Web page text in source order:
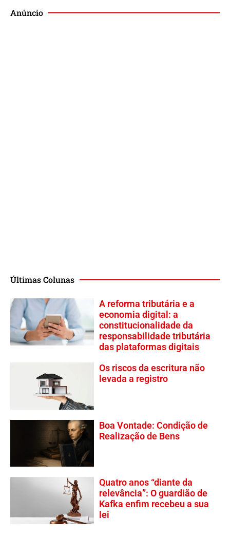
Anúncio
Últimas Colunas
A reforma tributária e a
economia digital: a
constitucionalidade da
responsabilidade tributária
das plataformas digitais
Os riscos da escritura não
levada a registro
Boa Vontade: Condição de
Realização de Bens
Quatro anos “diante da
relevância”: O guardião de
Kafka enfim recebeu a sua
lei